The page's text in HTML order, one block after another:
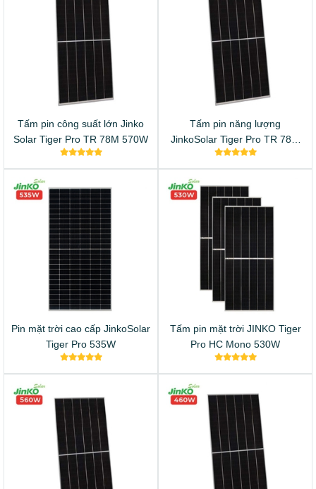
Tấm pin công suất lớn Jinko
Solar Tiger Pro TR 78M 570W
Tấm pin năng lượng
JinkoSolar Tiger Pro TR 78M
565W
Pin mặt trời cao cấp JinkoSolar
Tiger Pro 535W
Tấm pin mặt trời JINKO Tiger
Pro HC Mono 530W